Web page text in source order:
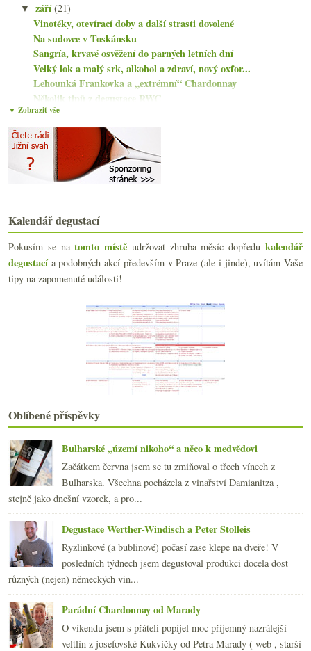
▼září(21)
Vinotéky, otevírací doby a další strasti dovolené
Na sudovce v Toskánsku
Sangría, krvavé osvěžení do parných letních dní
Velký lok a malý srk, alkohol a zdraví, nový oxfor...
Lehounká Frankovka a „extrémní“ Chardonnay
Několik tipů z degustace RWC
Fajn chlastací frankovka a výtečný vlašák
Parádní mohutná býčí krev
Letem vinným světem
Burgundský Sauvignon a šardonky ze Chablis
Jak jsem vypil tufový korek
Ochutnávka koňaků Delamain
Kupa nových MW a vinné vzdělávání
Nadprůměrná Rhôna a krásný Savagnin z Jury
Ryba a pinot & Skadar od Ráspiho
Radikální prosecco z magnumky
Velký nadupaný ryzlink z Rangenu
Pozor na korky a berušková vína
(23)
► dubna (21)
►března(22)
►února
►ledna
►2014(254)
► 2013 (249)
2012
2011 (252)
►2010(249)
►2009(249)
►2008(270)
►2007(108)
▼ Zobrazit vše
Kalendář degustací
Pokusím se natomto místě udržovat zhruba měsíc dopředukalendář
degustacía podobných akcí především v Praze (ale i jinde), uvítám Vaše
tipy na zapomenuté události!
Oblíbené příspěvky
Bulharské „území nikoho“ a něco k medvědovi
Začátkem června jsem se tu zmiňoval o třech vínech z
Bulharska. Všechna pocházela z vinařství Damianitza ,
stejně jako dnešní vzorek, a pro...
Degustace Werther-Windisch a Peter Stolleis
Ryzlinkové (a bublinové) počasí zase klepe na dveře! V
posledních týdnech jsem degustoval produkci docela dost
různých (nejen) německých vin...
Parádní Chardonnay od Marady
O víkendu jsem s přáteli popíjel moc příjemný nazrálejší
veltlín z josefovské Kukvičky od Petra Marady ( web , starší